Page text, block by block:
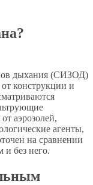
дыхания (СИЗОД)
конструкции и
аэрозолей,
агенты,
на сравнении
и без него.